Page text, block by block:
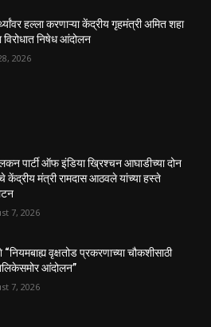
हल्ला करणाऱ्या केंद्रीय गृहमंत्री अमित शहा
विरोधात निषेध आंदोलन
2026
पार्टी ऑफ इंडिया ख्रिश्चन आघाडीच्या दोन
केंद्रीय मंत्री रामदास आठवले यांच्या हस्ते
7, 2026
“नियमबाह्य वृक्षतोड प्रकरणाच्या चौकशीसाठी
आंदोलन”
7, 2026